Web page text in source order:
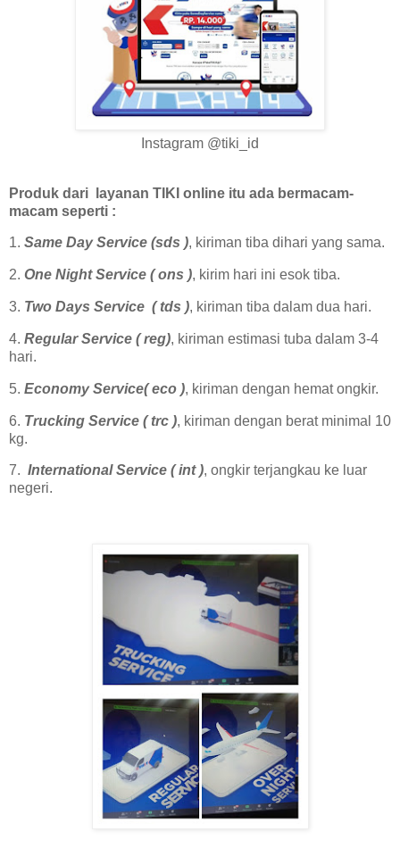
Instagram @tiki_id
Produk dari layanan TIKI online itu ada bermacam-
macam seperti :
1. Same Day Service (sds ), kiriman tiba dihari yang sama.
2. One Night Service ( ons ), kirim hari ini esok tiba.
3. Two Days Service ( tds ), kiriman tiba dalam dua hari.
4. Regular Service ( reg), kiriman estimasi tuba dalam 3-4
hari.
5. Economy Service( eco ), kiriman dengan hemat ongkir.
6. Trucking Service ( trc ), kiriman dengan berat minimal 10
kg.
7. International Service ( int ), ongkir terjangkau ke luar
negeri.